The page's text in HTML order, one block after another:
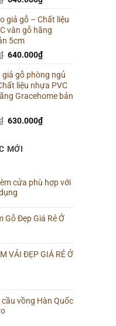
là:
660.000₫.
tại
là:
giả gỗ – Chất liệu
vân gỗ hãng
5cm
Giá
là:
660.000₫.
640.000₫Giá
tại
là:
640.000₫.
giả gỗ phòng ngủ
liệu nhựa PVC
Gracehome bản
Giá
660.000₫.
630.000₫Giá
MỚI
cửa phù hợp với
Gỗ Đẹp Giá Rẻ Ở
VẢI ĐẸP GIÁ RẺ Ở
cầu vồng Hàn Quốc